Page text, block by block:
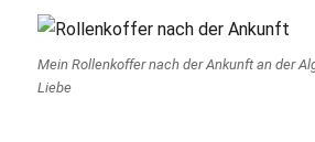
Mein Rollenkoffer nach der Ankunft an der
Liebe